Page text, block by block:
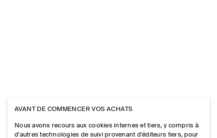
AVANT DE COMMENCER VOS ACHATS
Nous avons recours aux cookies internes et tiers, y compris à
d'autres technologies de suivi provenant d'éditeurs tiers, pour